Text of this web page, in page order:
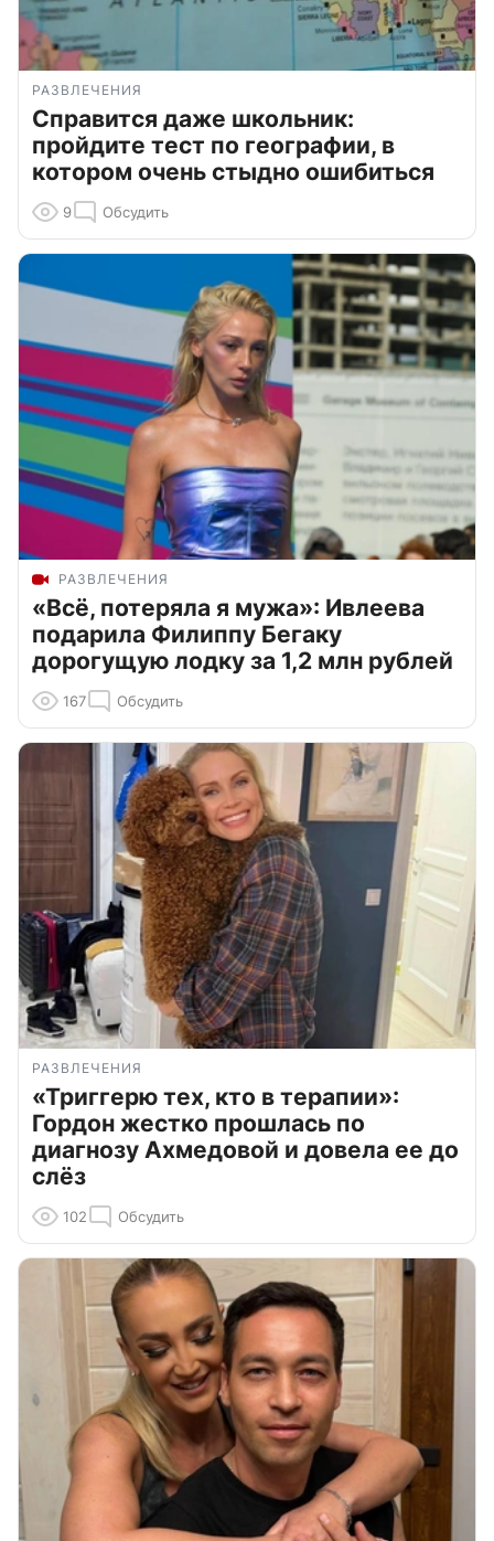
РАЗВЛЕЧЕНИЯ
Справится даже школьник:
пройдите тест по географии, в
котором очень стыдно ошибиться
9 Обсудить
РАЗВЛЕЧЕНИЯ
«Всё, потеряла я мужа»: Ивлеева
подарила Филиппу Бегаку
дорогущую лодку за 1,2 млн рублей
167 Обсудить
РАЗВЛЕЧЕНИЯ
«Триггерю тех, кто в терапии»:
Гордон жестко прошлась по
диагнозу Ахмедовой и довела ее до
слёз
102 Обсудить